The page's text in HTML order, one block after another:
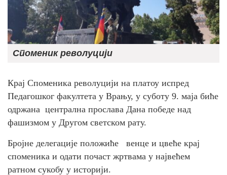
Споменик револуцији
Крај Споменика револуцији на платоу испред
Педагошког факултета у Врању, у суботу 9. маја биће
одржана централна прослава Дана победе над
фашизмом у Другом светском рату.
Бројне делегације положиће венце и цвеће крај
споменика и одати почаст жртвама у највећем
ратном сукобу у историји.